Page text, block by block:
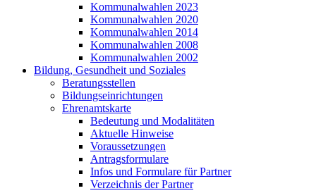
Kommunalwahlen 2023
Kommunalwahlen 2020
Kommunalwahlen 2014
Kommunalwahlen 2008
Kommunalwahlen 2002
Bildung, Gesundheit und Soziales
Beratungsstellen
Bildungseinrichtungen
Ehrenamtskarte
Bedeutung und Modalitäten
Aktuelle Hinweise
Voraussetzungen
Antragsformulare
Infos und Formulare für Partner
Verzeichnis der Partner